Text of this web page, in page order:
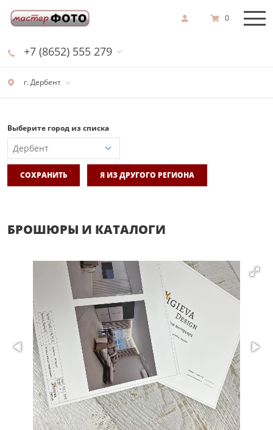
г. Дербент
+7 (8652) 555 279
0
Выберите город из списка
СОХРАНИТЬ Я ИЗ ДРУГОГО РЕГИОНА
БРОШЮРЫ И КАТАЛОГИ